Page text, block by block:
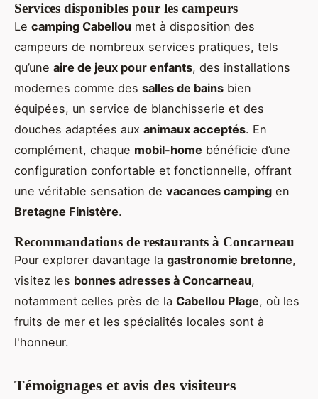
Services disponibles pour les campeurs
Le camping Cabellou met à disposition des
campeurs de nombreux services pratiques, tels
qu’une aire de jeux pour enfants, des installations
modernes comme des salles de bains bien
équipées, un service de blanchisserie et des
douches adaptées aux animaux acceptés. En
complément, chaque mobil-home bénéficie d’une
configuration confortable et fonctionnelle, offrant
une véritable sensation de vacances camping en
Bretagne Finistère.
Recommandations de restaurants à Concarneau
Pour explorer davantage la gastronomie bretonne,
visitez les bonnes adresses à Concarneau,
notamment celles près de la Cabellou Plage, où les
fruits de mer et les spécialités locales sont à
l'honneur.
Témoignages et avis des visiteurs